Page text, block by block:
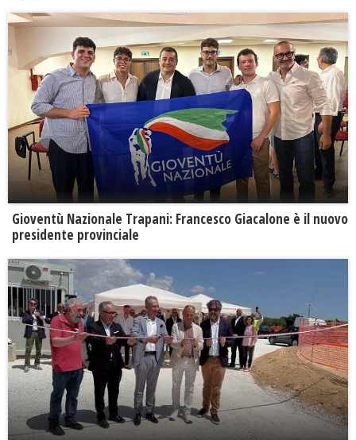
Gioventù Nazionale Trapani: Francesco Giacalone è il nuovo
presidente provinciale